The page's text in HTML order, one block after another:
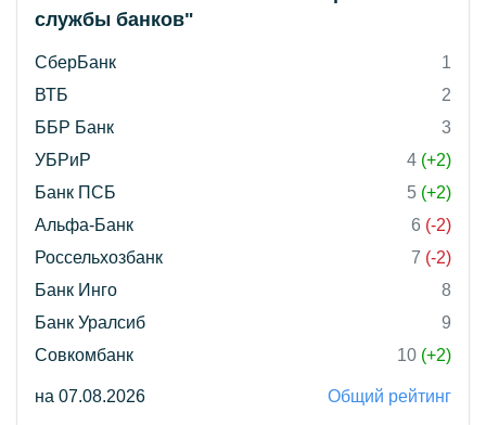
службы банков"
СберБанк
1
ВТБ
2
ББР Банк
3
УБРиР
4 (+2)
Банк ПСБ
5 (+2)
Альфа-Банк
6 (-2)
Россельхозбанк
7 (-2)
Банк Инго
8
Банк Уралсиб
9
Совкомбанк
10 (+2)
на 07.08.2026 Общий рейтинг